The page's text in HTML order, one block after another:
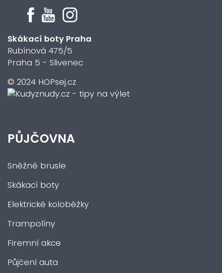
Skákací boty Praha
Rubínová 475/5
Praha 5 - Slivenec
© 2024 HOPsej.cz
PŮJČOVNA
Sněžné brusle
Skákací boty
Elektrické koloběžky
Trampolíny
Firemní akce
Půjčení auta